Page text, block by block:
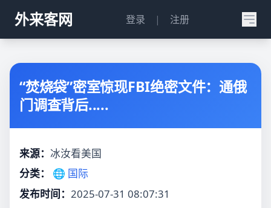
外来客网 登录 | 注册
“焚烧袋”密室惊现FBI绝密文件：通俄
门调查背后.....
来源： 冰汝看美国
分类：
🌐 国际
发布时间： 2025-07-31 08:07:31